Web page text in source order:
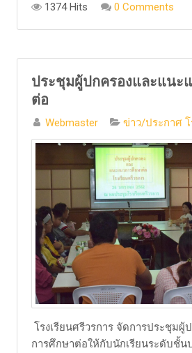
1374 Hits 0 Comments
ประชุมผู้ปกครองและแนะ
ต่อ
Webmaster ข่าว/ประกาศ โ
โรงเรียนศรีวรการ จัดการประชุม
การศึกษาต่อให้กับนักเรียนระดับชั้น